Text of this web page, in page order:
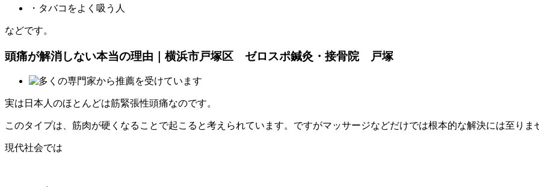
・タバコをよく吸う人
などです。
頭痛が解消しない本当の理由｜横浜市戸塚区 ゼロスポ鍼灸・接骨院 戸塚
実は日本人のほとんどは筋緊張性頭痛なのです。
このタイプは、筋肉が硬くなることで起こると考えられています。ですがマッサージなどだけでは根本的な解決には至りま
現代社会では